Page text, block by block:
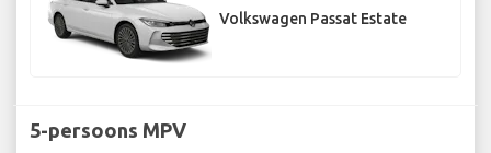
Volkswagen Passat Estate
5-persoons MPV